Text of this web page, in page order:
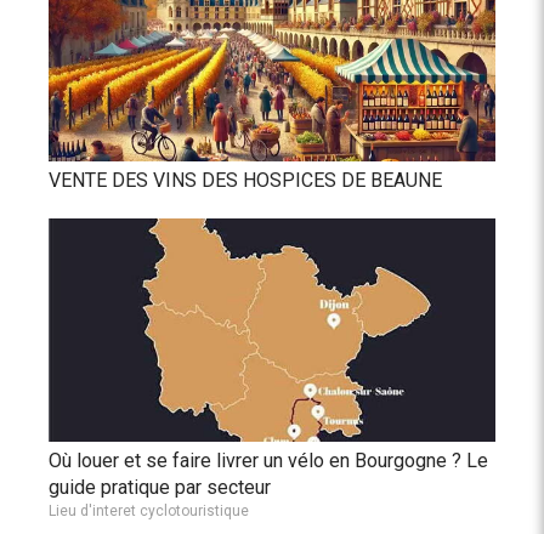
VENTE DES VINS DES HOSPICES DE BEAUNE
Où louer et se faire livrer un vélo en Bourgogne ? Le
guide pratique par secteur
Lieu d'interet cyclotouristique